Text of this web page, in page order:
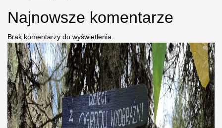
Najnowsze komentarze
Brak komentarzy do wyświetlenia.